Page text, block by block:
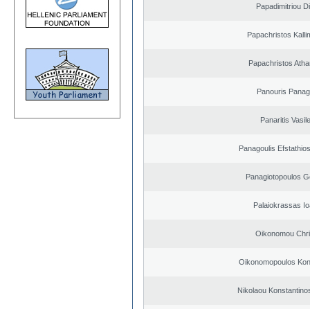
Papadimitriou
Papachristos
Papachristos
Panouris
Panaritis
Panagoulis
Panagiotopoulos
Palaiokrassas
Oikonomou
Oikonomopoulos
Nikolaou